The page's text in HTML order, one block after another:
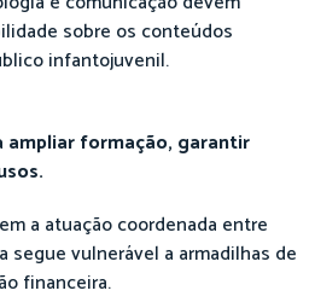
sobre os conteúdos
infantojuvenil.
ampliar formação, garantir
a atuação coordenada entre
segue vulnerável a armadilhas de
financeira.